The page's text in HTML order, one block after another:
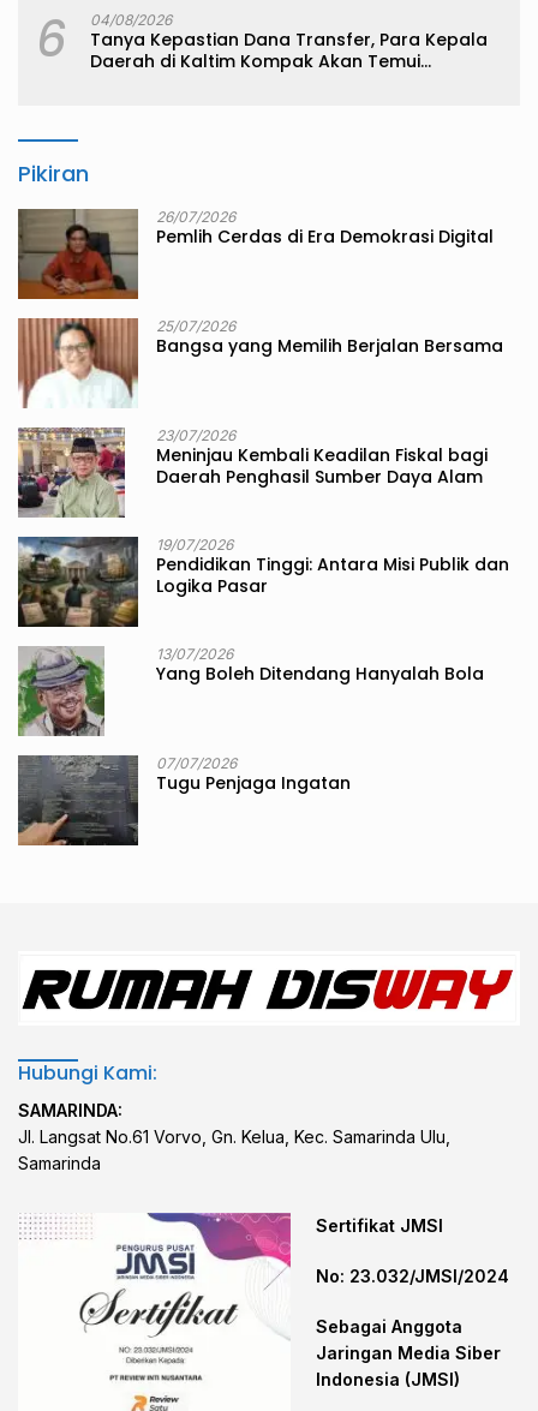
6 04/08/2026
Tanya Kepastian Dana Transfer, Para Kepala
Daerah di Kaltim Kompak Akan Temui
Pikiran
26/07/2026
Pemlih Cerdas di Era Demokrasi Digital
25/07/2026
Bangsa yang Memilih Berjalan Bersama
23/07/2026
Meninjau Kembali Keadilan Fiskal bagi
Daerah Penghasil Sumber Daya Alam
19/07/2026
Pendidikan Tinggi: Antara Misi Publik dan
Logika Pasar
13/07/2026
Yang Boleh Ditendang Hanyalah Bola
07/07/2026
Tugu Penjaga Ingatan
Hubungi Kami:
SAMARINDA:
Jl. Langsat No.61 Vorvo, Gn. Kelua, Kec. Samarinda Ulu,
Samarinda
Sertifikat JMSI
No: 23.032/JMSI/2024
Sebagai Anggota
Jaringan Media Siber
Indonesia (JMSI)